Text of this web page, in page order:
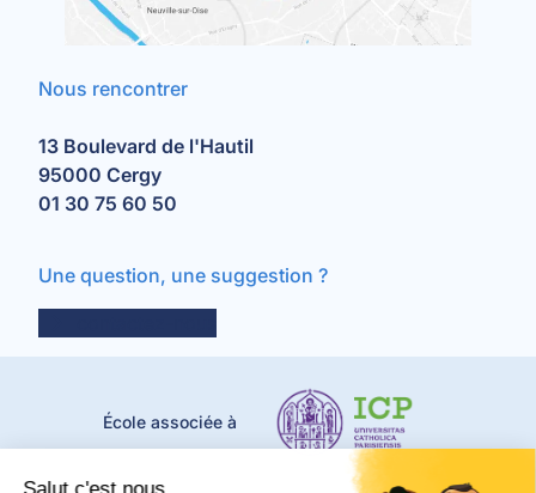
Nous rencontrer
13 Boulevard de l'Hautil
95000 Cergy
01 30 75 60 50
Une question, une suggestion ?
École associée à